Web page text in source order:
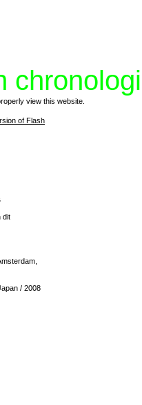
view this website.
of Flash
dit
/ 2008